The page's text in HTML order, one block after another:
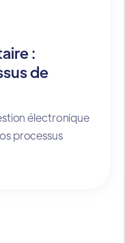
:
de
électronique
processus